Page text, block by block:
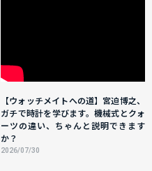
【ウォッチメイトへの道】宮迫博之、
ガチで時計を学びます。機械式とクォ
ーツの違い、ちゃんと説明できます
か？
2026/07/30